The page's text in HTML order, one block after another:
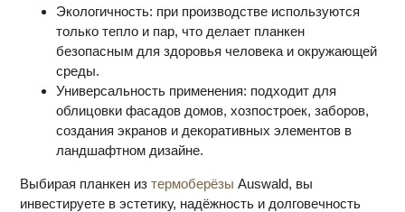
Экологичность: при производстве используются
только тепло и пар, что делает планкен
безопасным для здоровья человека и окружающей
среды.
Универсальность применения: подходит для
облицовки фасадов домов, хозпостроек, заборов,
создания экранов и декоративных элементов в
ландшафтном дизайне.
Выбирая планкен изтермоберёзы Auswald, вы
инвестируете в эстетику, надёжность и долговечность